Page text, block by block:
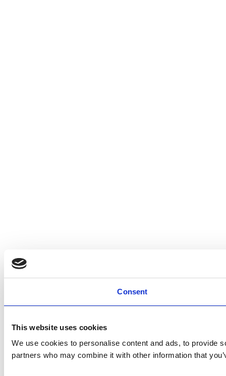
Consent
This website uses cookies
We use cookies to personalise content and ads, to provide
partners who may combine it with other information that